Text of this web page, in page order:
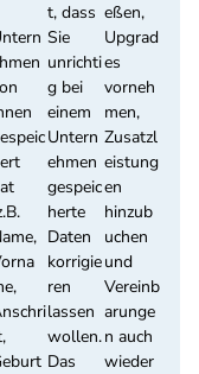
t, dass
Sie
unrichti
g bei
einem
Untern
ehmen
gespeic
herte
Daten
korrigie
ren
lassen
wollen.
Das
eßen,
Upgrad
es
vorneh
men,
Zusatzl
eistung
en
hinzub
uchen
und
Vereinb
arunge
n auch
wieder